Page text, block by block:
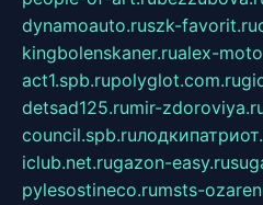
dynamoauto.ruszk-favorit.ru
kingbolenskaner.rualex-
act1.spb.rupolyglot.com.ru
detsad125.rumir-
council.spb.ru
iclub.net.rugazon-easy.ru
pylesostineco.rumsts-